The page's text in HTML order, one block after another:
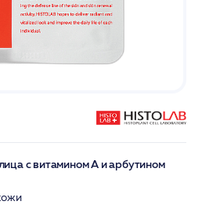
с витамином А и арбутином